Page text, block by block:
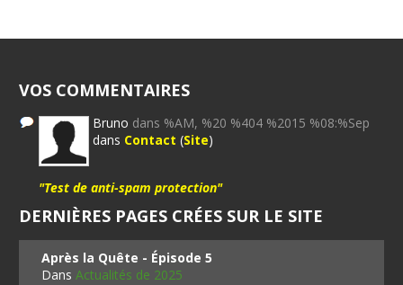
VOS COMMENTAIRES
Bruno dans %AM, %20 %404 %2015 %08:%Sep
dans Contact (Site)
"Test de anti-spam protection"
DERNIÈRES PAGES CRÉES SUR LE SITE
Après la Quête - Épisode 5
DansActualités de 2025